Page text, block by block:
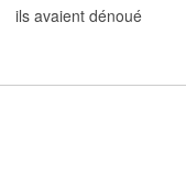
ils avaient dénoué